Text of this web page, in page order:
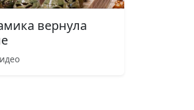
вернула